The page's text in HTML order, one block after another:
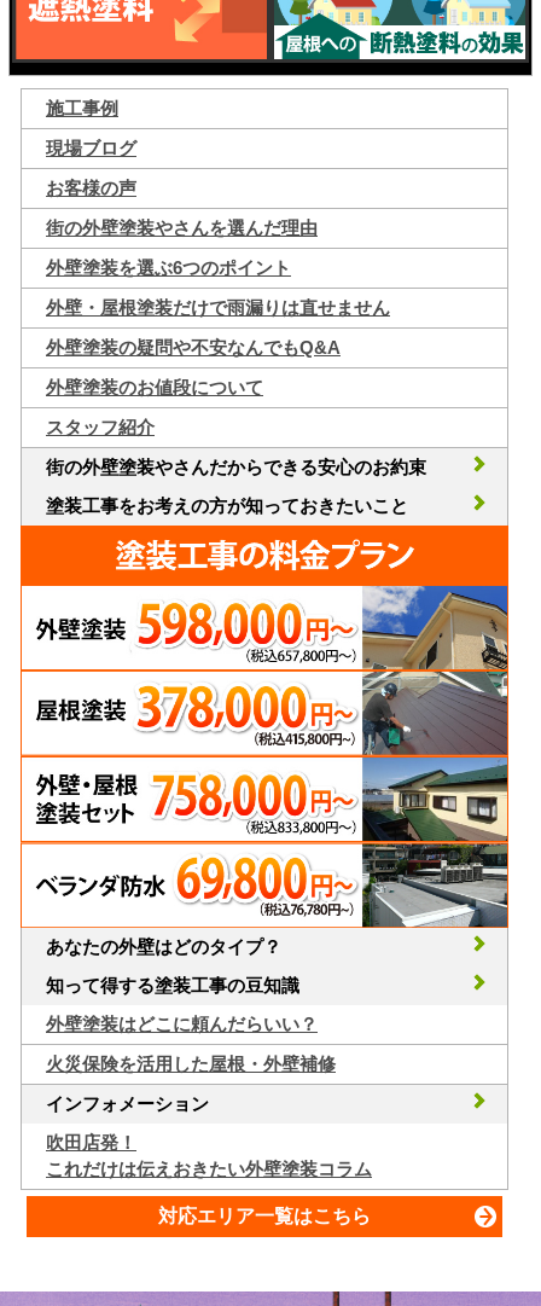
施工事例
現場ブログ
お客様の声
街の外壁塗装やさんを選んだ理由
外壁塗装を選ぶ6つのポイント
外壁・屋根塗装だけで雨漏りは直せません
外壁塗装の疑問や不安なんでもQ&A
外壁塗装のお値段について
スタッフ紹介
街の外壁塗装やさんだからできる安心のお約束
塗装工事をお考えの方が知っておきたいこと
あなたの外壁はどのタイプ？
知って得する塗装工事の豆知識
外壁塗装はどこに頼んだらいい？
火災保険を活用した屋根・外壁補修
インフォメーション
吹田店発！
これだけは伝えおきたい外壁塗装コラム
対応エリア一覧はこちら